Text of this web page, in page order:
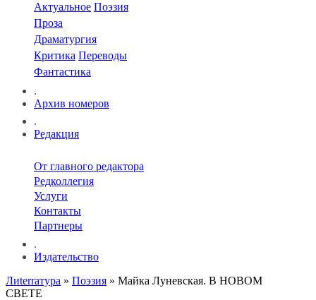
Актуальное Поэзия
Проза
Драматургия
Критика Переводы
Фантастика
.
Архив номеров
.
Редакция
От главного редактора
Редколлегия
Услуги
Контакты
Партнеры
.
Издательство
Лиterraтура » Поэзия » Майка Луневская. В НОВОМ
СВЕТЕ